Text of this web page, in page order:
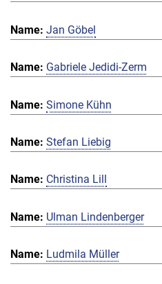
Jan Göbel
Gabriele Jedidi-Zerm
Simone Kühn
Stefan Liebig
Christina Lill
Ulman Lindenberger
Ludmila Müller